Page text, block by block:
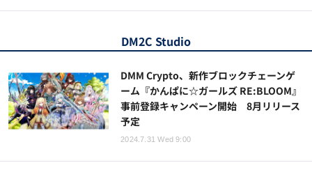
DM2C Studio
DMM Crypto、新作ブロックチェーンゲ
ーム『かんぱに☆ガールズ RE:BLOOM』
事前登録キャンペーン開始 8月リリース
予定
2024.7.31 Wed 9:00